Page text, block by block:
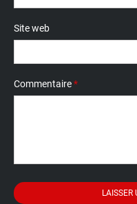
Site web
Commentaire*